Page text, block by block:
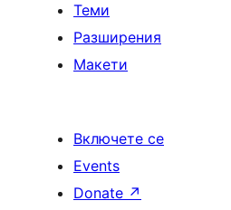
Теми
Разширения
Макети
Включете се
Events
Donate ↗